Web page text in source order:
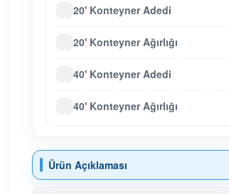
20' Konteyner Adedi
20' Konteyner Ağırlığı
40' Konteyner Adedi
40' Konteyner Ağırlığı
Ürün Açıklaması